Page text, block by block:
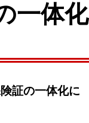
一体化
証の一体化に